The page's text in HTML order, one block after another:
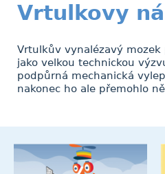
Vrtulkovy
Vrtulkův vynalézavý
jako velkou technickou
podpůrná mechanická
nakonec ho ale přemohlo